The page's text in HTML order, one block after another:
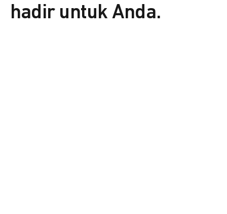
hadir untuk Anda.